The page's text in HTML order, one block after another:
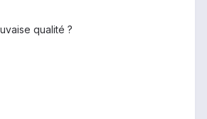
qualité ?